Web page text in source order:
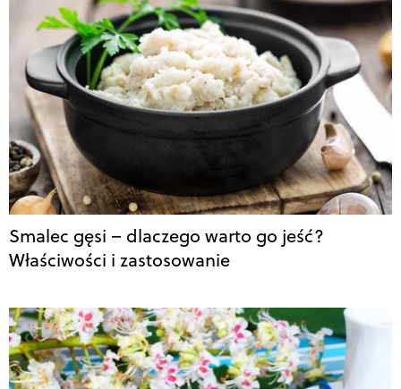
Smalec gęsi – dlaczego warto go jeść?
Właściwości i zastosowanie